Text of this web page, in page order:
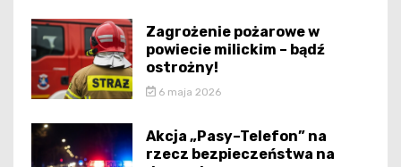
Zagrożenie pożarowe w
powiecie milickim – bądź
ostrożny!
6 maja 2026
Akcja „Pasy–Telefon” na
rzecz bezpieczeństwa na